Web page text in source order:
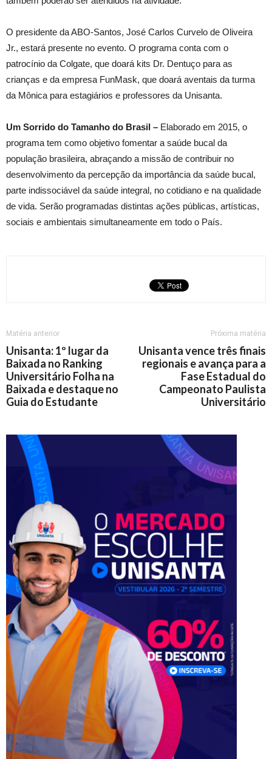
O presidente da ABO-Santos, José Carlos Curvelo de Oliveira
Jr., estará presente no evento. O programa conta com o
patrocínio da Colgate, que doará kits Dr. Dentuço para as
crianças e da empresa FunMask, que doará aventais da turma
da Mônica para estagiários e professores da Unisanta.
Um Sorrido do Tamanho do Brasil – Elaborado em 2015, o
programa tem como objetivo fomentar a saúde bucal da
população brasileira, abraçando a missão de contribuir no
desenvolvimento da percepção da importância da saúde bucal,
parte indissociável da saúde integral, no cotidiano e na qualidade
de vida. Serão programadas distintas ações públicas, artísticas,
sociais e ambientais simultaneamente em todo o País.
Matéria anterior
Unisanta: 1º lugar da
Baixada no Ranking
Universitário Folha na
Baixada e destaque no
Guia do Estudante
Próxima matéria
Unisanta vence três finais
regionais e avança para a
Fase Estadual do
Campeonato Paulista
Universitário